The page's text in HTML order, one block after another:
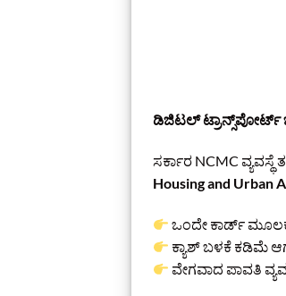
ಡಿಜಿಟಲ್ ಟ್ರಾನ್ಸ್‌ಪೋರ್ಟ್
ಸರ್ಕಾರ NCMC
Housing and Urban
ಒಂದೇ ಕಾರ್ಡ್
ಕ್ಯಾಶ್ ಬಳಕೆ ಕಡಿಮೆ
ವೇಗವಾದ ಪಾವತಿ